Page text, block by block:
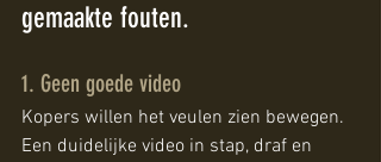
gemaakte fouten.
1. Geen goede video
Kopers willen het veulen zien bewegen.
Een duidelijke video in stap, draf en